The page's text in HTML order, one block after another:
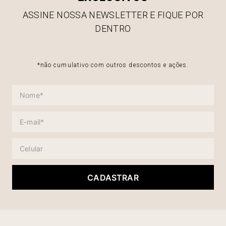
ASSINE NOSSA NEWSLETTER E FIQUE POR
DENTRO
*não cumulativo com outros descontos e ações.
CADASTRAR